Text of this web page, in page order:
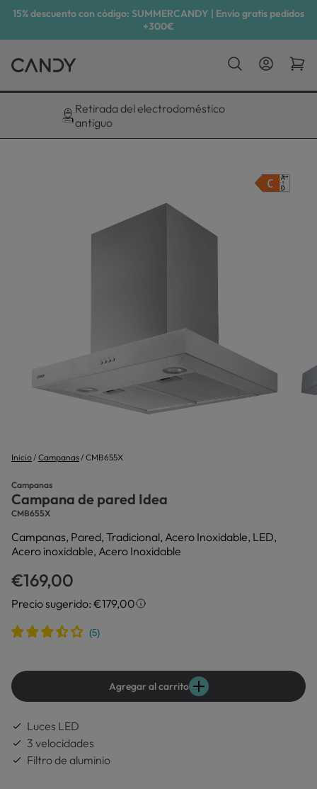
15% descuento con código: SUMMERCANDY | Envío gratis pedidos
+300€
Descuento exclusivo del 10%
Inicio Campanas CMB655X
Campanas
Campana de pared Idea
CMB655X
Campanas, Pared, Tradicional, Acero Inoxidable, LED,
Acero inoxidable, Acero Inoxidable
€169,00
Precio sugerido: €179,00
Precio sugerido
el fin de ofrecer una referencia con respecto al
precio de venta final, aunque no haya
Agregar al carrito
Luces LED
3 velocidades
Filtro de aluminio